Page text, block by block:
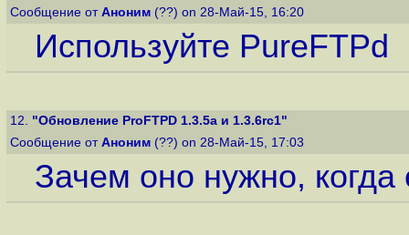
Сообщение от Аноним (??) on 28-Май-15, 16:20
Используйте PureFTPd
12. "Обновление ProFTPD 1.3.5a и 1.3.6rc1"
Сообщение от Аноним (??) on 28-Май-15, 17:03
Зачем оно нужно, когда